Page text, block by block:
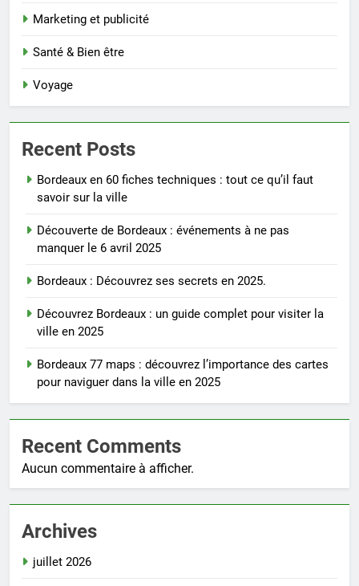
Marketing et publicité
Santé & Bien être
Voyage
Recent Posts
Bordeaux en 60 fiches techniques : tout ce qu’il faut
savoir sur la ville
Découverte de Bordeaux : événements à ne pas
manquer le 6 avril 2025
Bordeaux : Découvrez ses secrets en 2025.
Découvrez Bordeaux : un guide complet pour visiter la
ville en 2025
Bordeaux 77 maps : découvrez l’importance des cartes
pour naviguer dans la ville en 2025
Recent Comments
Aucun commentaire à afficher.
Archives
juillet 2026